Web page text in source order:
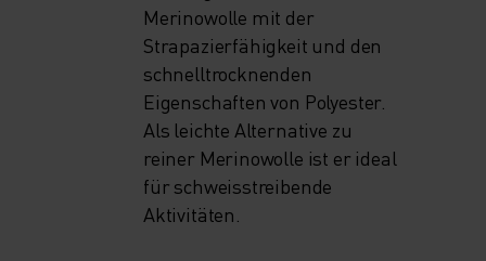
Merinowolle mit der
Strapazierfähigkeit und den
schnelltrocknenden
Eigenschaften von Polyester.
Als leichte Alternative zu
reiner Merinowolle ist er ideal
für schweisstreibende
Aktivitäten.